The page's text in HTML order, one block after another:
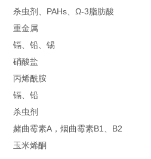
杀虫剂、PAHs、Ω-3脂肪酸
重金属
镉、铅、锡
硝酸盐
丙烯酰胺
镉、铅
杀虫剂
赭曲霉素A，烟曲霉素B1、B2
玉米烯酮